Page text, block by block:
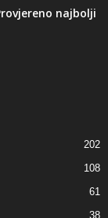
najbolji
202
108
61
38